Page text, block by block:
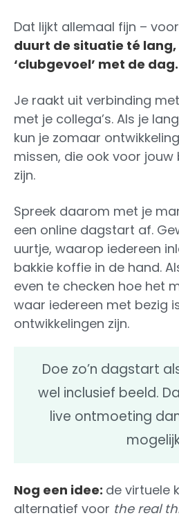
Dat lijkt allemaal fijn –
duurt de situatie té
‘clubgevoel’ met de dag.
Je raakt uit verbinding
met je collega’s. Als je
kun je zomaar
missen, die ook voor
zijn.
Spreek daarom met je
een online dagstart af.
uurtje, waarop iedereen
bakkie koffie in de hand.
even te checken hoe het
waar iedereen met bezig
ontwikkelingen zijn.
Doe zo’n dagstart
wel inclusief beeld.
live ontmoeting
Nog een idee: de virtuele
alternatief voor the real